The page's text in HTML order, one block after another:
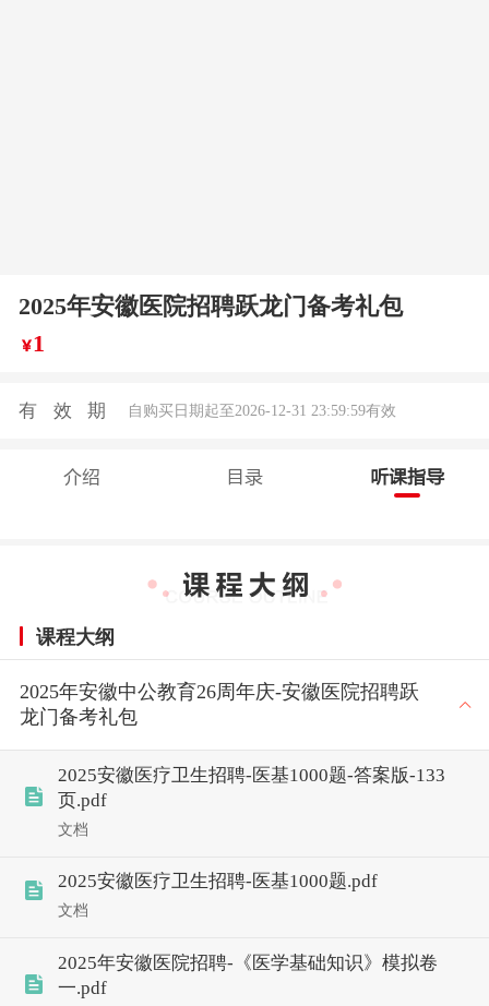
2025年安徽医院招聘跃龙门备考礼包
￥1
有效期 自购买日期起至2026-12-31 23:59:59有效
介绍 目录 听课指导
课程大纲
2025年安徽中公教育26周年庆-安徽医院招聘跃
龙门备考礼包
2025安徽医疗卫生招聘-医基1000题-答案版-133
页.pdf
文档
2025安徽医疗卫生招聘-医基1000题.pdf
文档
2025年安徽医院招聘-《医学基础知识》模拟卷
一.pdf